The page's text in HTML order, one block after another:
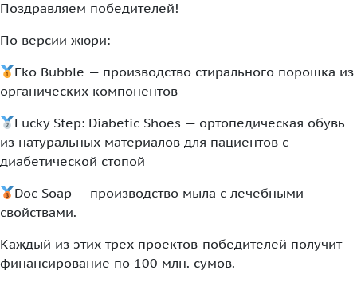
Поздравляем победителей!
По версии жюри:
Eko Bubble — производство стирального порошка из
органических компонентов
Lucky Step: Diabetic Shoes — ортопедическая обувь
из натуральных материалов для пациентов с
диабетической стопой
Doc-Soap — производство мыла с лечебными
свойствами.
Каждый из этих трех проектов-победителей получит
финансирование по 100 млн. сумов.